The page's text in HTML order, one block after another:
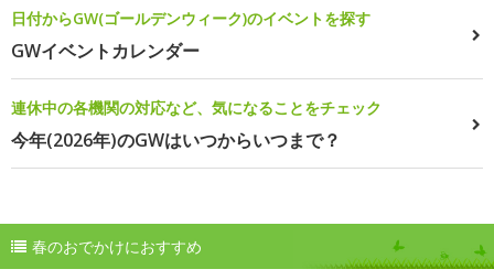
日付からGW(ゴールデンウィーク)のイベントを探す
GWイベントカレンダー
連休中の各機関の対応など、気になることをチェック
今年(2026年)のGWはいつからいつまで？
春のおでかけにおすすめ